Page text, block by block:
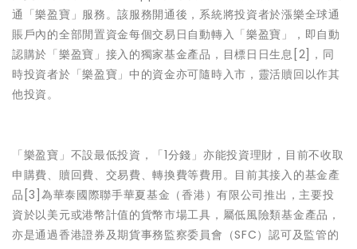
通「樂盈寶」服務。該服務開通後，系統將投資者於漲樂全球通
賬戶內的全部閒置資金每個交易日自動轉入「樂盈寶」，即自動
認購於「樂盈寶」接入的獨家基金產品，目標日日生息[2]，同
時投資者於「樂盈寶」中的資金亦可隨時入市，靈活贖回以作其
他投資。
「樂盈寶」不設最低投資，「1分錢」亦能投資理財，目前不收取
申購費、贖回費、交易費、轉換費等費用。目前其接入的基金產
品[3]為華泰國際聯手華夏基金（香港）有限公司推出，主要投
資於以美元或港幣計值的貨幣市場工具，屬低風險類基金產品，
亦是通過香港證券及期貨事務監察委員會（SFC）認可及監管的